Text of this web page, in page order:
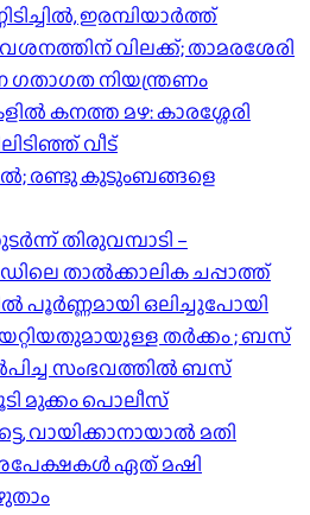
ഇരമ്പിയാര്‍ത്ത്
വിലക്ക്; താമരശേരി
നിയന്ത്രണം
കനത്ത മഴ: കാരശ്ശേരി
വീട്
രണ്ടു കുടുംബങ്ങളെ
തിരുവമ്പാടി –
താൽക്കാലിക ചപ്പാത്ത്
പൂർണ്ണമായി ഒലിച്ചുപോയി
തർക്കം ; ബസ്
സംഭവത്തിൽ ബസ്
മുക്കം പൊലീസ്
വായിക്കാനായാൽ മതി​
ഏത് മഷി